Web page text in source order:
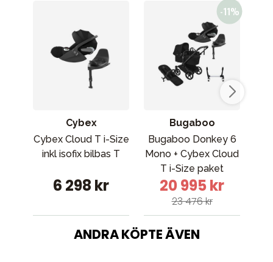
Cybex
Cybex Cloud T i-Size
inkl isofix bilbas T
6 298 kr
Bugaboo
Bugaboo Donkey 6
Mono + Cybex Cloud
T i-Size paket
20 995 kr
23 476 kr
ANDRA KÖPTE ÄVEN